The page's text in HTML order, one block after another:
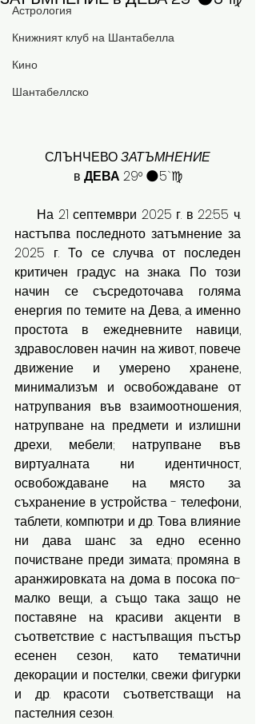
Астрология
Книжният клуб на Шантабелла
Кино
Шантабеллско
СЛЪНЧЕВО ЗАТЪМНЕНИЕ
в ДЕВА 29° 🌑5`♍️
настъпва последното затъмнение за
2025 г. То се случва от последен
критичен градус на знака. По този
начин се съсредоточава голяма
енергия по темите на Дева, а именно
простота в ежедневните навици,
здравословен начин на живот, повече
движение и умерено хранене,
минимализъм и освобождаване от
натрупвания във взаимоотношения,
натрупване на предмети и излишни
дрехи, мебели; натрупване във
виртуалната ни идентичност,
освобождаване на място за
съхранение в устройства - телефони,
таблети, компютри и др. Това влияние
ни дава шанс за едно есенно
почистване преди зимата; промяна в
аранжировката на дома в посока по-
малко вещи, а също така защо не
поставяне на красиви акценти в
съответствие с настъпващия пъстър
есенен сезон, като тематични
декорации и постелки, свежи фигурки
и др. красоти съответстващи на
пастелния сезон.